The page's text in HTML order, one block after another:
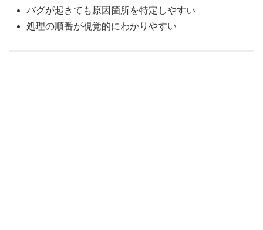
バグが起きても原因箇所を特定しやすい
処理の順番が視覚的にわかりやすい